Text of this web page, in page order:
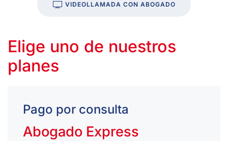
VIDEOLLAMADA CON ABOGADO
Elige uno de nuestros
planes
Pago por consulta
Abogado Express